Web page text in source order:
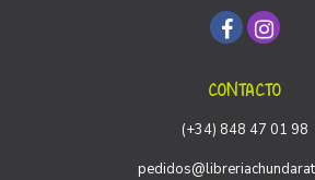
CONTACTO
(+34) 848 47 01 98